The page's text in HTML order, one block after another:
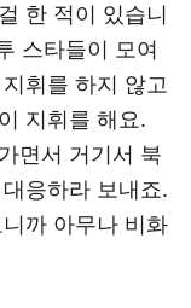
한 적이 있습니
스타들이 모여
휘를 하지 않고
지휘를 해요.
면서 거기서 북
응하라 보내죠.
까 아무나 비화